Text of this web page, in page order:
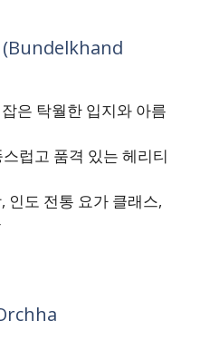
(Bundelkhand
은 탁월한 입지와 아름
럽고 품격 있는 헤리티
인도 전통 요가 클래스,